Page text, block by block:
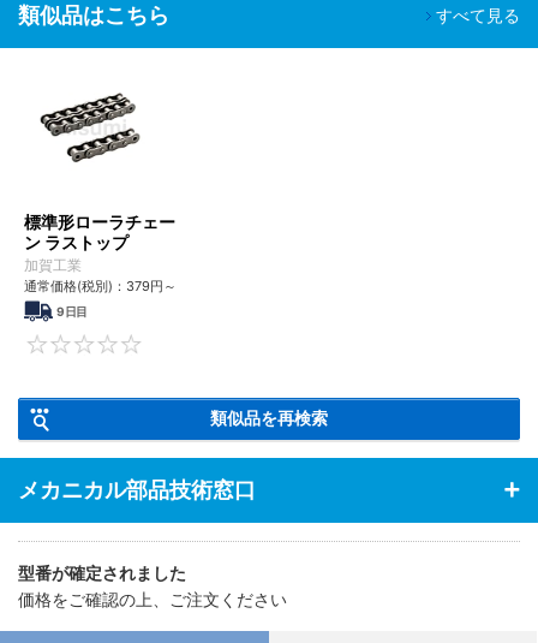
類似品はこちら すべて見る
標準形ローラチェー
ン ラストップ
加賀工業
通常価格(税別)： 379円 ～
9日目
類似品を再検索
メカニカル部品技術窓口
型番が確定されました
価格をご確認の上、ご注文ください